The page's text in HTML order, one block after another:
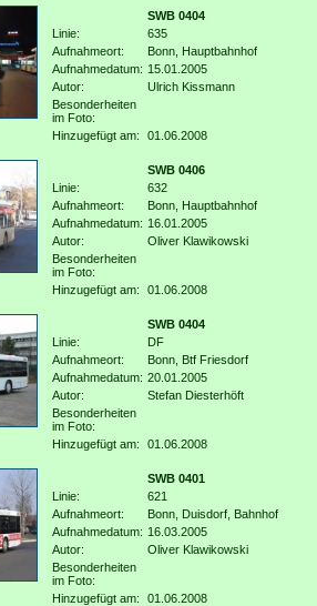
SWB 0404
Linie:
635
Aufnahmeort:
Bonn, Hauptbahnhof
Aufnahmedatum: 15.01.2005
Autor:
Ulrich Kissmann
Besonderheiten
im Foto:
Hinzugefügt am:
01.06.2008
SWB 0406
Linie:
632
Aufnahmeort:
Bonn, Hauptbahnhof
Aufnahmedatum: 16.01.2005
Autor:
Oliver Klawikowski
Besonderheiten
im Foto:
Hinzugefügt am:
01.06.2008
SWB 0404
Linie:
DF
Aufnahmeort:
Bonn, Btf Friesdorf
Aufnahmedatum: 20.01.2005
Autor:
Stefan Diesterhöft
Besonderheiten
im Foto:
Hinzugefügt am:
01.06.2008
SWB 0401
Linie:
621
Aufnahmeort:
Bonn, Duisdorf, Bahnhof
Aufnahmedatum: 16.03.2005
Autor:
Oliver Klawikowski
Besonderheiten
im Foto:
Hinzugefügt am:
01.06.2008